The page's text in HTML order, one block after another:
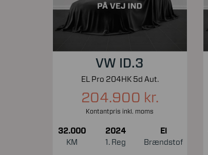
VW ID.3
EL Pro 204HK 5d Aut.
204.900 kr.
Kontantpris inkl. moms
32.000
KM
2024
1. Reg
El
Brændstof